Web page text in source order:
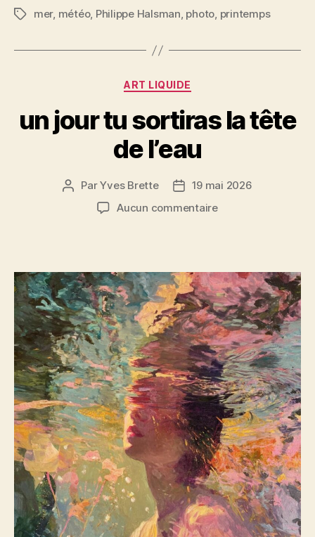
c
b
k
itt ai er
t
rt
a
g
er
Étiquettes
mer, météo, Philippe Halsman, photo, printemps
Catégories
ART LIQUIDE
un jour tu sortiras la tête
de l’eau
Auteur
l’article
ParYves Brette
Date19 mai 2026
Aucun commentairesur
sortiras
la
tête
de
l’eau